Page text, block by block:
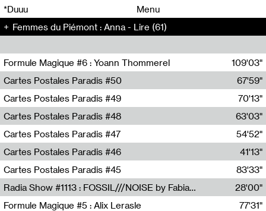
*Duuu
Menu
Femmes du Piémont : Anna - Lire (61)
Formule Magique #6 : Yoann Thommerel
Nathalie Lacroix,Yoann Thommerel
109'03"
Cartes Postales Paradis #50
Zoé Leroux
67'59"
Cartes Postales Paradis #49
Aurore Portales
70'13"
Cartes Postales Paradis #48
Mathias Dupaquier
63'03"
Cartes Postales Paradis #47
Raymond Engramer
54'52"
Cartes Postales Paradis #46
Sarah Banville
41'13"
Cartes Postales Paradis #45
Mateo Cuin
83'33"
Radia Show #1113 : FOSSIL///NOISE by Fabiana Gibim / Wave Farm
Wave Farm
28'00"
Formule Magique #5 : Alix Lerasle
77'31"
00 00
00 00